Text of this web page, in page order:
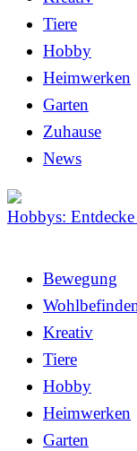
Tiere
Hobby
Heimwerken
Garten
Zuhause
News
Hobbys:
Bewegung
Kreativ
Tiere
Hobby
Heimwerken
Garten